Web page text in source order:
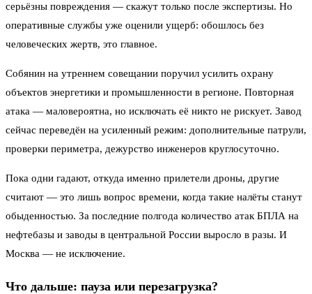
серьёзны повреждения — скажут только после экспертизы. Но
оперативные службы уже оценили ущерб: обошлось без
человеческих жертв, это главное.
Собянин на утреннем совещании поручил усилить охрану
объектов энергетики и промышленности в регионе. Повторная
атака — маловероятна, но исключать её никто не рискует. Завод
сейчас переведён на усиленный режим: дополнительные патрули,
проверки периметра, дежурство инженеров круглосуточно.
Пока одни гадают, откуда именно прилетели дроны, другие
считают — это лишь вопрос времени, когда такие налёты станут
обыденностью. За последние полгода количество атак БПЛА на
нефтебазы и заводы в центральной России выросло в разы. И
Москва — не исключение.
Что дальше: пауза или перезагрузка?